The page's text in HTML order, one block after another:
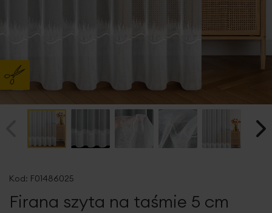
początek
galerii
Kod: F01486025
Firana szyta na taśmie 5 cm